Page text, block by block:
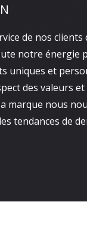
de nos
notre énergie
uniques et
des valeurs et
marque nous
tendances de